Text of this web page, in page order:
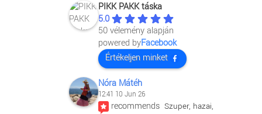
PIKK PAKK táska
5.0
50 vélemény alapján
powered byFacebook
Értékeljen minket
Nóra Mátéh
12:41 10 Jun 26
recommends Szuper, hazai,